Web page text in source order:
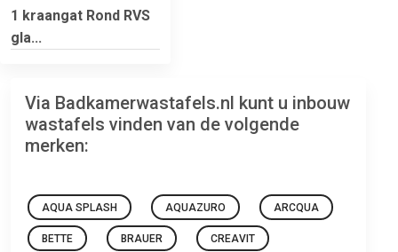
1 kraangat Rond RVS
gla...
Via Badkamerwastafels.nl kunt u inbouw
wastafels vinden van de volgende
merken:
AQUA SPLASH AQUAZURO ARCQUA
BETTE BRAUER CREAVIT